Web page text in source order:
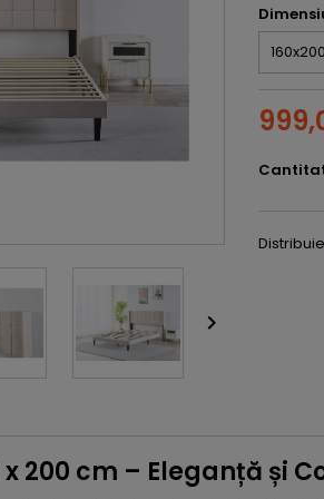

Distribuie
x 200 cm – Eleganță și